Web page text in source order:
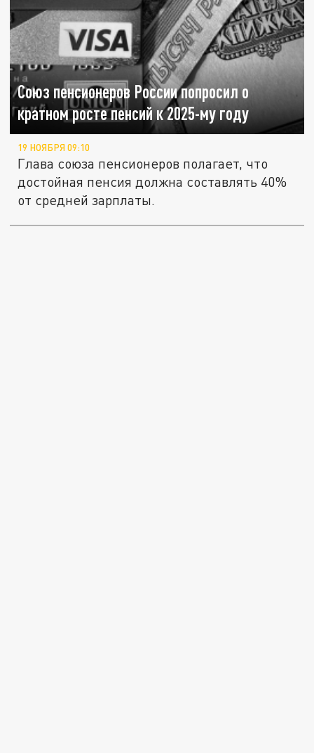
Союз пенсионеров России попросил о
кратном росте пенсий к 2025-му году
19 НОЯБРЯ 09:10
Глава союза пенсионеров полагает, что
достойная пенсия должна составлять 40%
от средней зарплаты.